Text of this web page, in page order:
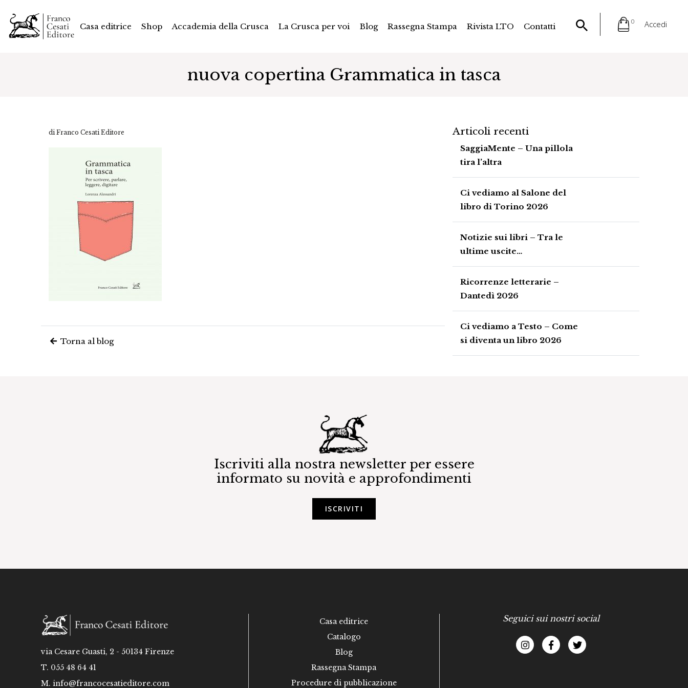
Casa editrice Shop Accademia della Crusca La Crusca per voi Blog Rassegna Stampa Rivista LTO Contatti
0 Accedi
nuova copertina Grammatica in tasca
di Franco Cesati Editore
Torna al blog
Articoli recenti
SaggiaMente – Una pillola
tira l’altra
Ci vediamo al Salone del
libro di Torino 2026
Notizie sui libri – Tra le
ultime uscite…
Ricorrenze letterarie –
Dantedì 2026
Ci vediamo a Testo – Come
si diventa un libro 2026
Iscriviti alla nostra newsletter per essere
informato su novità e approfondimenti
ISCRIVITI
via Cesare Guasti, 2 - 50134 Firenze
T. 055 48 64 41
M. info@francocesatieditore.com
Casa editrice
Catalogo
Blog
Rassegna Stampa
Procedure di pubblicazione
Seguici sui nostri social